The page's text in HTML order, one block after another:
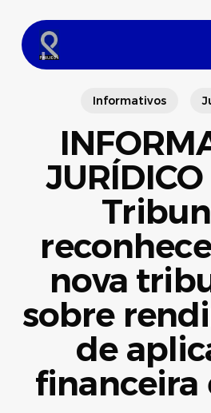
main
content
Informativos
JURÍDICO
nova
sobre
de
financeira